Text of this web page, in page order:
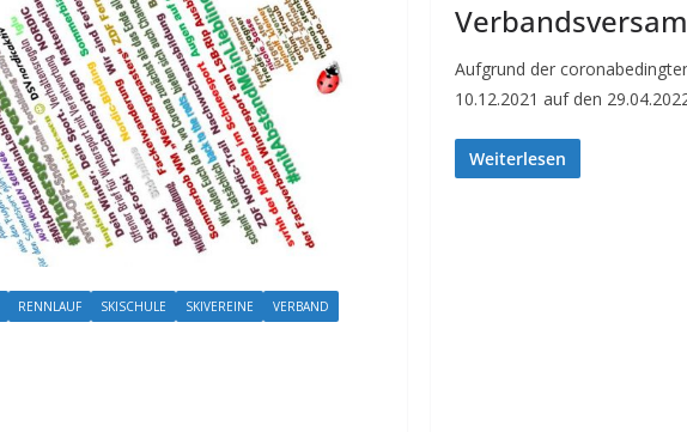
RENNLAUF SKISCHULE SKIVEREINE
VERBAND
Aufgrund der
10.12.2021 auf den
Weiterlesen